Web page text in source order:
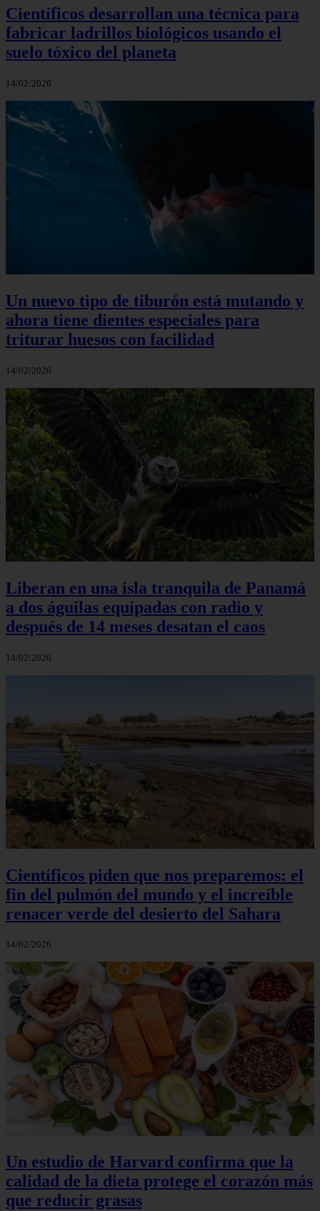
Científicos desarrollan una técnica para
fabricar ladrillos biológicos usando el
suelo tóxico del planeta
14/02/2026
Un nuevo tipo de tiburón está mutando y
ahora tiene dientes especiales para
triturar huesos con facilidad
14/02/2026
Liberan en una isla tranquila de Panamá
a dos águilas equipadas con radio y
después de 14 meses desatan el caos
14/02/2026
Científicos piden que nos preparemos: el
fin del pulmón del mundo y el increíble
renacer verde del desierto del Sahara
14/02/2026
Un estudio de Harvard confirma que la
calidad de la dieta protege el corazón más
que reducir grasas